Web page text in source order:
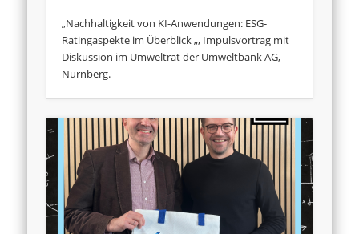
„Nachhaltigkeit von KI-Anwendungen: ESG-
Ratingaspekte im Überblick „, Impulsvortrag mit
Diskussion im Umweltrat der Umweltbank AG,
Nürnberg.